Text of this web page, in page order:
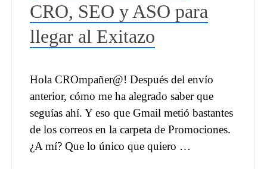
CRO, SEO y ASO para
llegar al Exitazo
Hola CROmpañer@! Después del envío
anterior, cómo me ha alegrado saber que
seguías ahí. Y eso que Gmail metió bastantes
de los correos en la carpeta de Promociones.
¿A mí? Que lo único que quiero …